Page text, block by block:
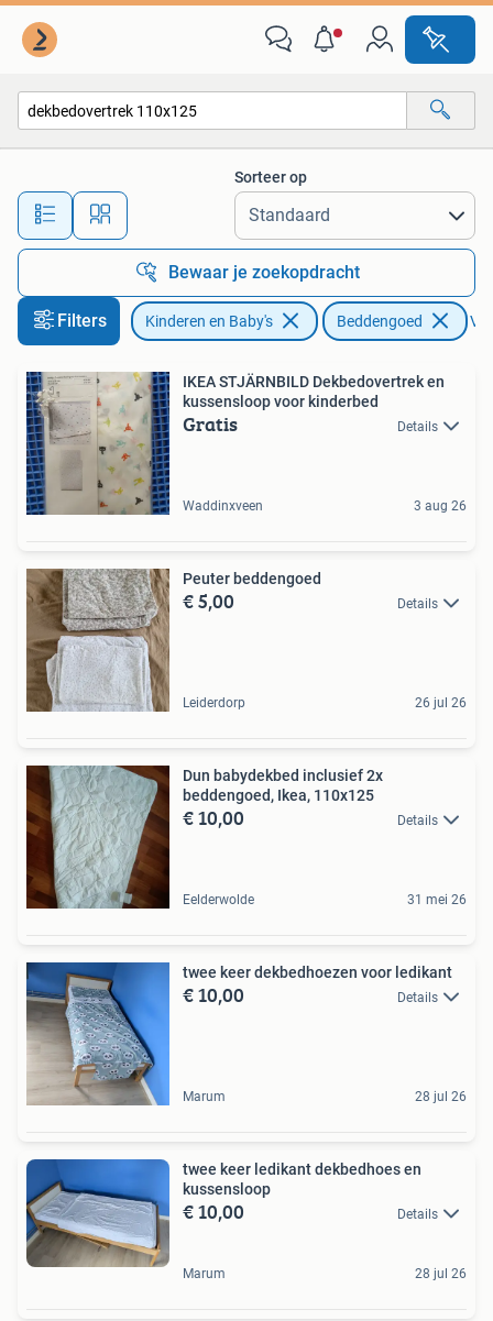
Alle afstanden…
Sorteer op
Bewaar je zoekopdracht
Filters Kinderen en Baby's Beddengoed
IKEA STJÄRNBILD Dekbedovertrek en
kussensloop voor kinderbed
Gratis Details
Waddinxveen 3 aug 26
Peuter beddengoed
€ 5,00 Details
Leiderdorp 26 jul 26
Dun babydekbed inclusief 2x
beddengoed, Ikea, 110x125
€ 10,00 Details
Eelderwolde 31 mei 26
twee keer dekbedhoezen voor ledikant
€ 10,00 Details
Marum 28 jul 26
twee keer ledikant dekbedhoes en
kussensloop
€ 10,00 Details
Marum 28 jul 26